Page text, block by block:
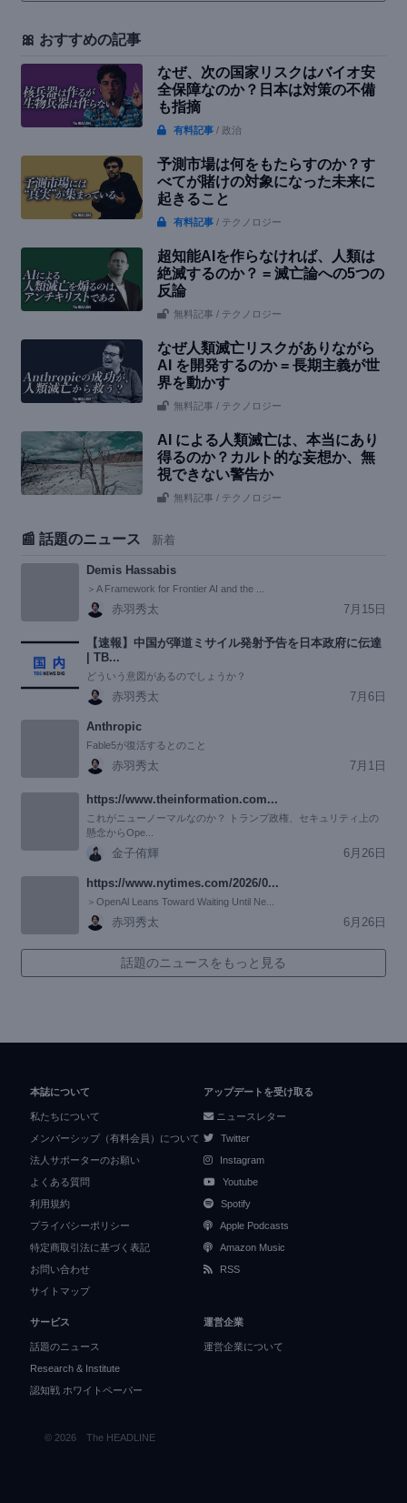
🎀 おすすめの記事
なぜ、次の国家リスクはバイオ安
全保障なのか？日本は対策の不備
も指摘
有料記事 / 政治
予測市場は何をもたらすのか？す
べてが賭けの対象になった未来に
起きること
有料記事 / テクノロジー
超知能AIを作らなければ、人類は
絶滅するのか？ = 滅亡論への5つの
反論
無料記事 / テクノロジー
なぜ人類滅亡リスクがありながら
AI を開発するのか = 長期主義が世
界を動かす
無料記事 / テクノロジー
AI による人類滅亡は、本当にあり
得るのか？カルト的な妄想か、無
視できない警告か
無料記事 / テクノロジー
📰 話題のニュース 新着
Demis Hassabis
＞A Framework for Frontier AI and the ...
赤羽秀太 7月15日
【速報】中国が弾道ミサイル発射予告を日本政府に伝達
| TB...
どういう意図があるのでしょうか？
赤羽秀太 7月6日
Anthropic
Fable5が復活するとのこと
赤羽秀太 7月1日
https://www.theinformation.com...
これがニューノーマルなのか？ トランプ政権、セキュリティ上の
懸念からOpe...
金子侑輝 6月26日
https://www.nytimes.com/2026/0...
＞OpenAl Leans Toward Waiting Until Ne...
赤羽秀太 6月26日
話題のニュースをもっと見る
本誌について
私たちについて
メンバーシップ（有料会員）について
法人サポーターのお願い
よくある質問
利用規約
プライバシーポリシー
特定商取引法に基づく表記
お問い合わせ
サイトマップ
アップデートを受け取る
ニュースレター
Twitter
Instagram
Youtube
Spotify
Apple Podcasts
Amazon Music
RSS
サービス
話題のニュース
Research & Institute
認知戦 ホワイトペーパー
運営企業
運営企業について
© 2026 The HEADLINE